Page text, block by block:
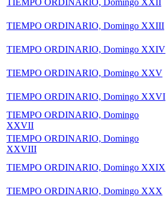
TIEMPO ORDINARIO, Domingo XXIII
TIEMPO ORDINARIO, Domingo XXIV
TIEMPO ORDINARIO, Domingo XXV
TIEMPO ORDINARIO, Domingo XXVI
TIEMPO ORDINARIO, Domingo
XXVII
TIEMPO ORDINARIO, Domingo
XXVIII
TIEMPO ORDINARIO, Domingo XXIX
TIEMPO ORDINARIO, Domingo XXX